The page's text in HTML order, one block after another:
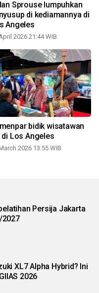
Sprouse lumpuhkan
di kediamannya di
Angeles
2026 21:44 WIB
bidik wisatawan
di Los Angeles
2026 13:55 WIB
Persija Jakarta
2027
XL7 Alpha Hybrid? Ini
2026